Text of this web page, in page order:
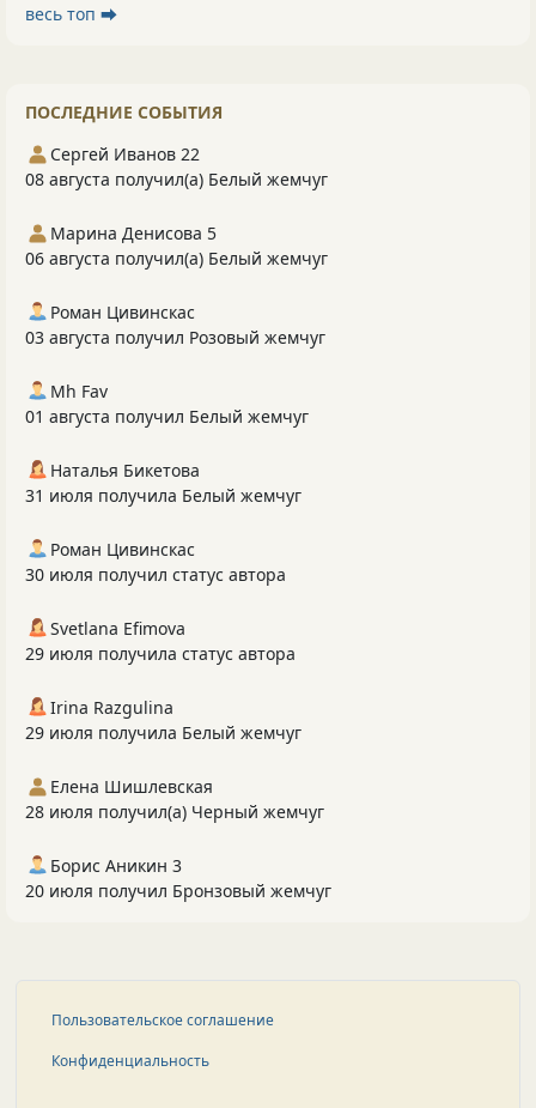
весь топ ⮕
ПОСЛЕДНИЕ СОБЫТИЯ
Сергей Иванов 22
08 августа получил(а) Белый жемчуг
Марина Денисова 5
06 августа получил(а) Белый жемчуг
Роман Цивинскас
03 августа получил Розовый жемчуг
Mh Fav
01 августа получил Белый жемчуг
Наталья Бикетова
31 июля получила Белый жемчуг
Роман Цивинскас
30 июля получил статус автора
Svetlana Efimova
29 июля получила статус автора
Irina Razgulina
29 июля получила Белый жемчуг
Елена Шишлевская
28 июля получил(а) Черный жемчуг
Борис Аникин 3
20 июля получил Бронзовый жемчуг
Пользовательское соглашение
Конфиденциальность